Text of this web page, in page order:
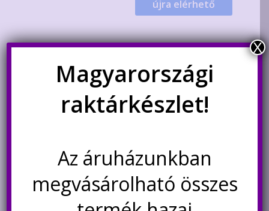
újra elérhető
10 darab LR44/AG13 alkáli
gombelem, 1.5V
Magyarországi
raktárkészlet!
Az áruházunkban
megvásárolható összes
X